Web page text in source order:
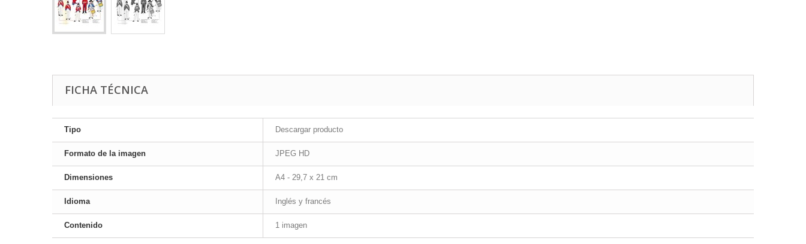
FICHA TÉCNICA
Tipo Descargar producto
Formato de la imagen JPEG HD
Dimensiones A4 - 29,7 x 21 cm
Idioma Inglés y francés
Contenido 1 imagen